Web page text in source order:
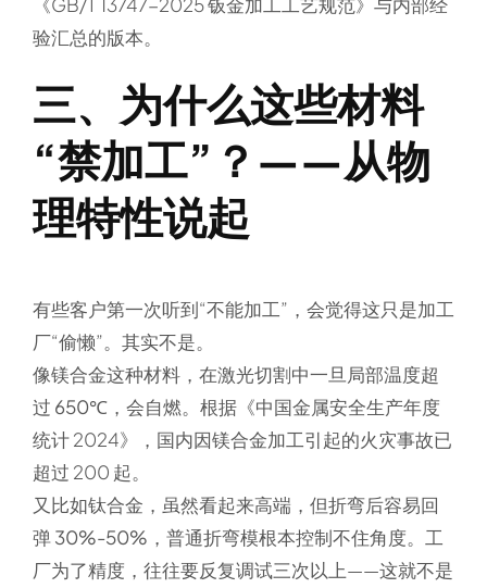
验汇总的版本。
三、为什么这些材料
“禁加工”？——从物
理特性说起
有些客户第一次听到“不能加工”，会觉得这只是加工
厂“偷懒”。其实不是。
像镁合金这种材料，在激光切割中一旦局部温度超
过 650℃， 会自燃。根据《中国金属安全生产年度
统计 2024》，国内因镁合金加工引起的火灾事故已
超过 200 起。
又比如钛合金，虽然看起来高端，但折弯后容易回
弹 30%-50% ，普通折弯模根本控制不住角度。工
厂为了精度，往往要反复调试三次以上——这就不是